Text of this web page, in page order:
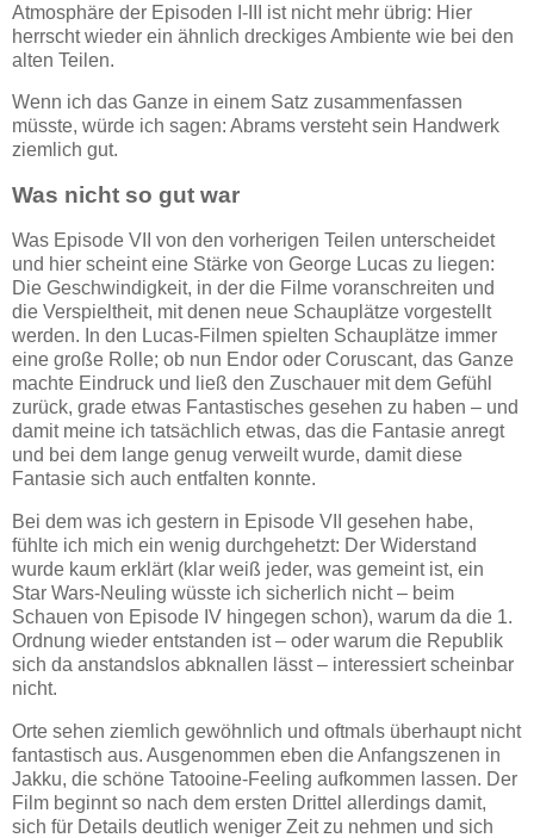
Atmosphäre der Episoden I-III ist nicht mehr übrig: Hier
herrscht wieder ein ähnlich dreckiges Ambiente wie bei den
alten Teilen.
Wenn ich das Ganze in einem Satz zusammenfassen
müsste, würde ich sagen: Abrams versteht sein Handwerk
ziemlich gut.
Was nicht so gut war
Was Episode VII von den vorherigen Teilen unterscheidet
und hier scheint eine Stärke von George Lucas zu liegen:
Die Geschwindigkeit, in der die Filme voranschreiten und
die Verspieltheit, mit denen neue Schauplätze vorgestellt
werden. In den Lucas-Filmen spielten Schauplätze immer
eine große Rolle; ob nun Endor oder Coruscant, das Ganze
machte Eindruck und ließ den Zuschauer mit dem Gefühl
zurück, grade etwas Fantastisches gesehen zu haben – und
damit meine ich tatsächlich etwas, das die Fantasie anregt
und bei dem lange genug verweilt wurde, damit diese
Fantasie sich auch entfalten konnte.
Bei dem was ich gestern in Episode VII gesehen habe,
fühlte ich mich ein wenig durchgehetzt: Der Widerstand
wurde kaum erklärt (klar weiß jeder, was gemeint ist, ein
Star Wars-Neuling wüsste ich sicherlich nicht – beim
Schauen von Episode IV hingegen schon), warum da die 1.
Ordnung wieder entstanden ist – oder warum die Republik
sich da anstandslos abknallen lässt – interessiert scheinbar
nicht.
Orte sehen ziemlich gewöhnlich und oftmals überhaupt nicht
fantastisch aus. Ausgenommen eben die Anfangszenen in
Jakku, die schöne Tatooine-Feeling aufkommen lassen. Der
Film beginnt so nach dem ersten Drittel allerdings damit,
sich für Details deutlich weniger Zeit zu nehmen und sich